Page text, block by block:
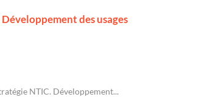
des usages
NTIC. Développement...